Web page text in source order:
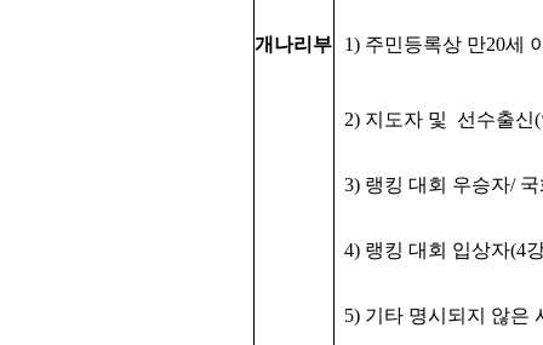
개나리부 1) 주민등록상 만20세
2) 지도자 및 선수출신
3) 랭킹 대회 우승자/
4) 랭킹 대회 입상자(4
5) 기타 명시되지 않은